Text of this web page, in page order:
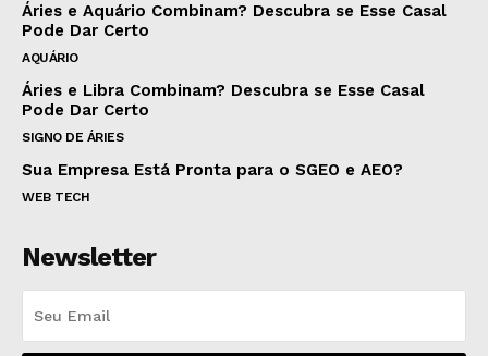
Áries e Aquário Combinam? Descubra se Esse Casal
Pode Dar Certo
AQUÁRIO
Áries e Libra Combinam? Descubra se Esse Casal
Pode Dar Certo
SIGNO DE ÁRIES
Sua Empresa Está Pronta para o SGEO e AEO?
WEB TECH
Newsletter